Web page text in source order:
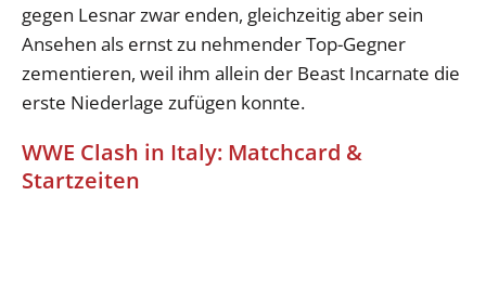
gegen Lesnar zwar enden, gleichzeitig aber sein
Ansehen als ernst zu nehmender Top-Gegner
zementieren, weil ihm allein der Beast Incarnate die
erste Niederlage zufügen konnte.
WWE Clash in Italy: Matchcard &
Startzeiten